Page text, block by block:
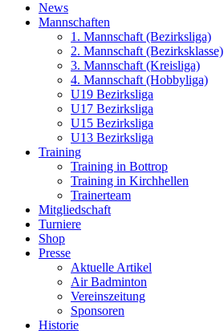
News
Mannschaften
1. Mannschaft (Bezirksliga)
2. Mannschaft (Bezirksklasse)
3. Mannschaft (Kreisliga)
4. Mannschaft (Hobbyliga)
U19 Bezirksliga
U17 Bezirksliga
U15 Bezirksliga
U13 Bezirksliga
Training
Training in Bottrop
Training in Kirchhellen
Trainerteam
Mitgliedschaft
Turniere
Shop
Presse
Aktuelle Artikel
Air Badminton
Vereinszeitung
Sponsoren
Historie